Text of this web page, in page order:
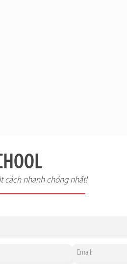
cách nhanh chóng nhất!